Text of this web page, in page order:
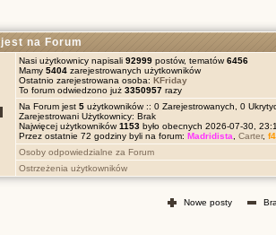
na Forum
Nasi użytkownicy napisali 92999 postów, tematów6456
Mamy 5404 zarejestrowanych użytkowników
Ostatnio zarejestrowana osoba: KFriday
To forum odwiedzono już 3350957 razy
Na Forum jest 5 użytkowników :: 0 Zarejestrowanych, 0
Zarejestrowani Użytkownicy: Brak
Najwięcej użytkowników1153 było obecnych 2026-07-30,
Przez ostatnie 72 godziny byli na forum: Madridista Carter,
Osoby odpowiedzialne za Forum
Ostrzeżenia użytkowników
Nowe posty